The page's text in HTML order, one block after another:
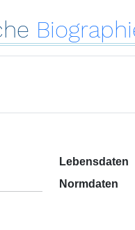
Lebensdaten
Normdaten